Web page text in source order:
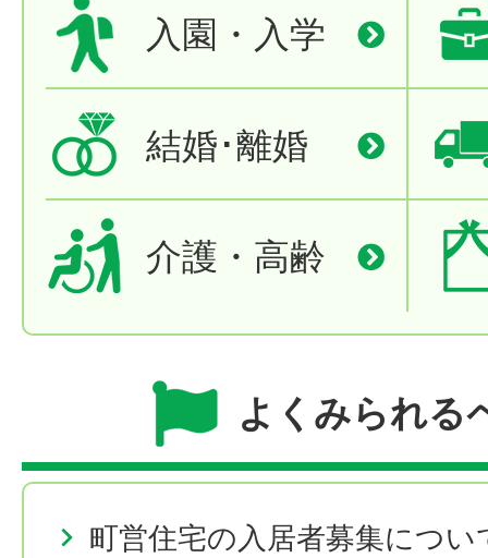
入園・入学
結婚･離婚
介護・高齢
よくみられる
町営住宅の入居者募集につい